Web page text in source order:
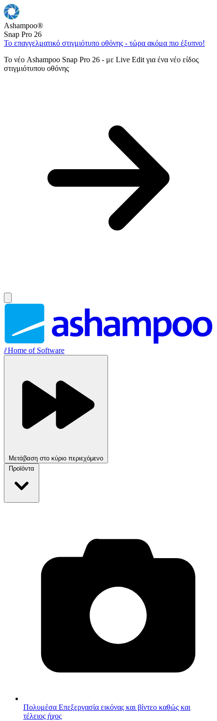
Ashampoo®
Snap Pro 26
Το επαγγελματικό στιγμιότυπο οθόνης - τώρα ακόμα πιο έξυπνο!
Το νέο Ashampoo Snap Pro 26 - με Live Edit για ένα νέο είδος
στιγμιότυπου οθόνης
//Home of Software
Μετάβαση στο κύριο περιεχόμενο
Προϊόντα
Πολυμέσα Επεξεργασία εικόνας και βίντεο καθώς και
τέλειος ήχος